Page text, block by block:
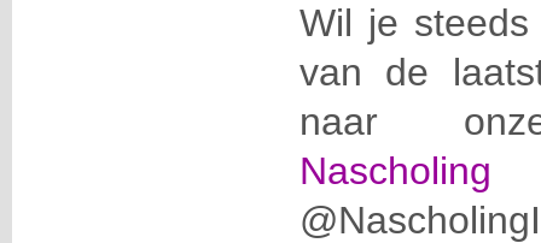
Wil je
van de
naar